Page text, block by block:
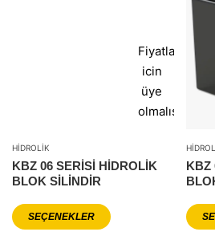
Fiyatlar
icin
üye
olmalısınız
HIDROLIK
KBZ 06 SERİSİ HİDROLİK
BLOK SİLİNDİR
SEÇENEKLER
KBZ